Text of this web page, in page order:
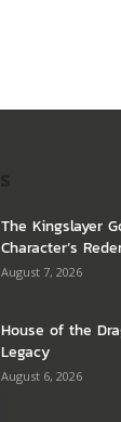
The Kingslayer
Character’s
August 7, 2026
House of the
Legacy
August 6, 2026